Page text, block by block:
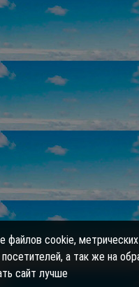
файлов cookie,
а так же на
сайт лучше